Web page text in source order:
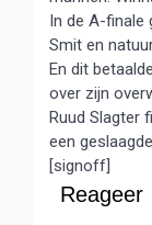
In de A-finale
Smit en
En dit
over zijn
Ruud Slagter
een
[signoff]
Reageer